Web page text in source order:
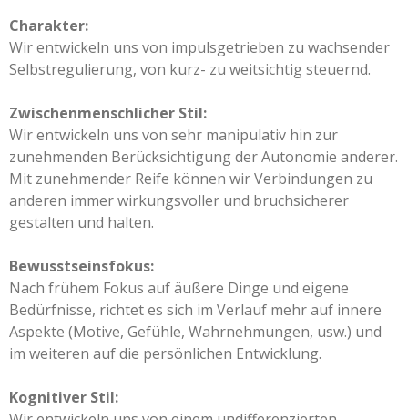
Charakter:
Wir entwickeln uns von impulsgetrieben zu wachsender
Selbstregulierung, von kurz- zu weitsichtig steuernd.
Zwischenmenschlicher Stil:
Wir entwickeln uns von sehr manipulativ hin zur
zunehmenden Berücksichtigung der Autonomie anderer.
Mit zunehmender Reife können wir Verbindungen zu
anderen immer wirkungsvoller und bruchsicherer
gestalten und halten.
Bewusstseinsfokus:
Nach frühem Fokus auf äußere Dinge und eigene
Bedürfnisse, richtet es sich im Verlauf mehr auf innere
Aspekte (Motive, Gefühle, Wahrnehmungen, usw.) und
im weiteren auf die persönlichen Entwicklung.
Kognitiver Stil: